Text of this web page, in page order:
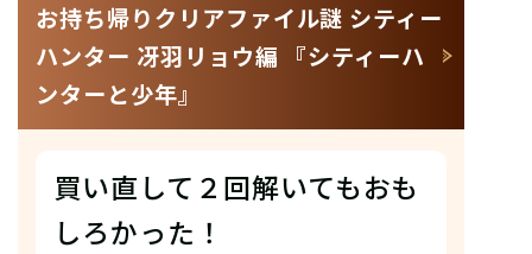
お持ち帰りクリアファイル謎 シティー
ハンター 冴羽リョウ編 『シティーハ
ンターと少年』
買い直して２回解いてもおも
しろかった！